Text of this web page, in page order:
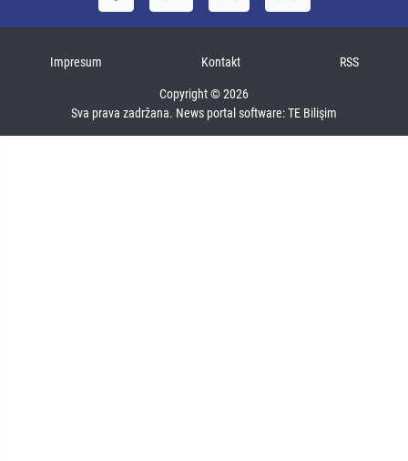
Impresum Kontakt RSS
Copyright © 2026
Sva prava zadržana. News portal software:TE Bilişim